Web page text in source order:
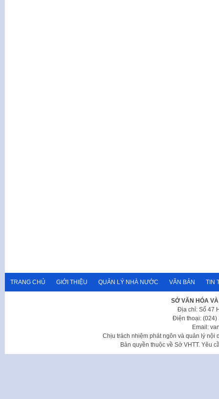
TRANG CHỦ GIỚI THIỆU QUẢN LÝ NHÀ NƯỚC VĂN BẢN TIN
SỞ VĂN HÓA
Địa chỉ: Số 47
Điện thoại: (024)
Email:
Chịu trách nhiệm phát ngôn và quản lý nội
Bản quyền thuộc về Sở VHTT. Yêu